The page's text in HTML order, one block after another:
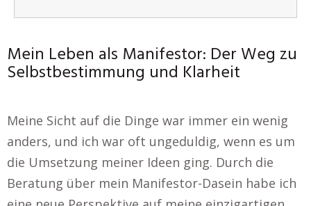
Mein Leben als Manifestor: Der Weg zu
Selbstbestimmung und Klarheit
Meine Sicht auf die Dinge war immer ein wenig
anders, und ich war oft ungeduldig, wenn es um
die Umsetzung meiner Ideen ging. Durch die
Beratung über mein Manifestor-Dasein habe ich